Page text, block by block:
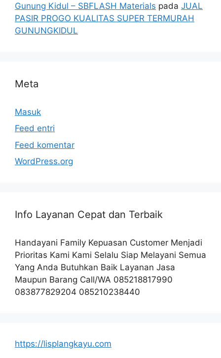
Gunung Kidul – SBFLASH Materials pada JUAL
PASIR PROGO KUALITAS SUPER TERMURAH
GUNUNGKIDUL
Meta
Masuk
Feed entri
Feed komentar
WordPress.org
Info Layanan Cepat dan Terbaik
Handayani Family Kepuasan Customer Menjadi
Prioritas Kami Kami Selalu Siap Melayani Semua
Yang Anda Butuhkan Baik Layanan Jasa
Maupun Barang Call/WA 085218817990
083877829204 085210238440
https://lisplangkayu.com